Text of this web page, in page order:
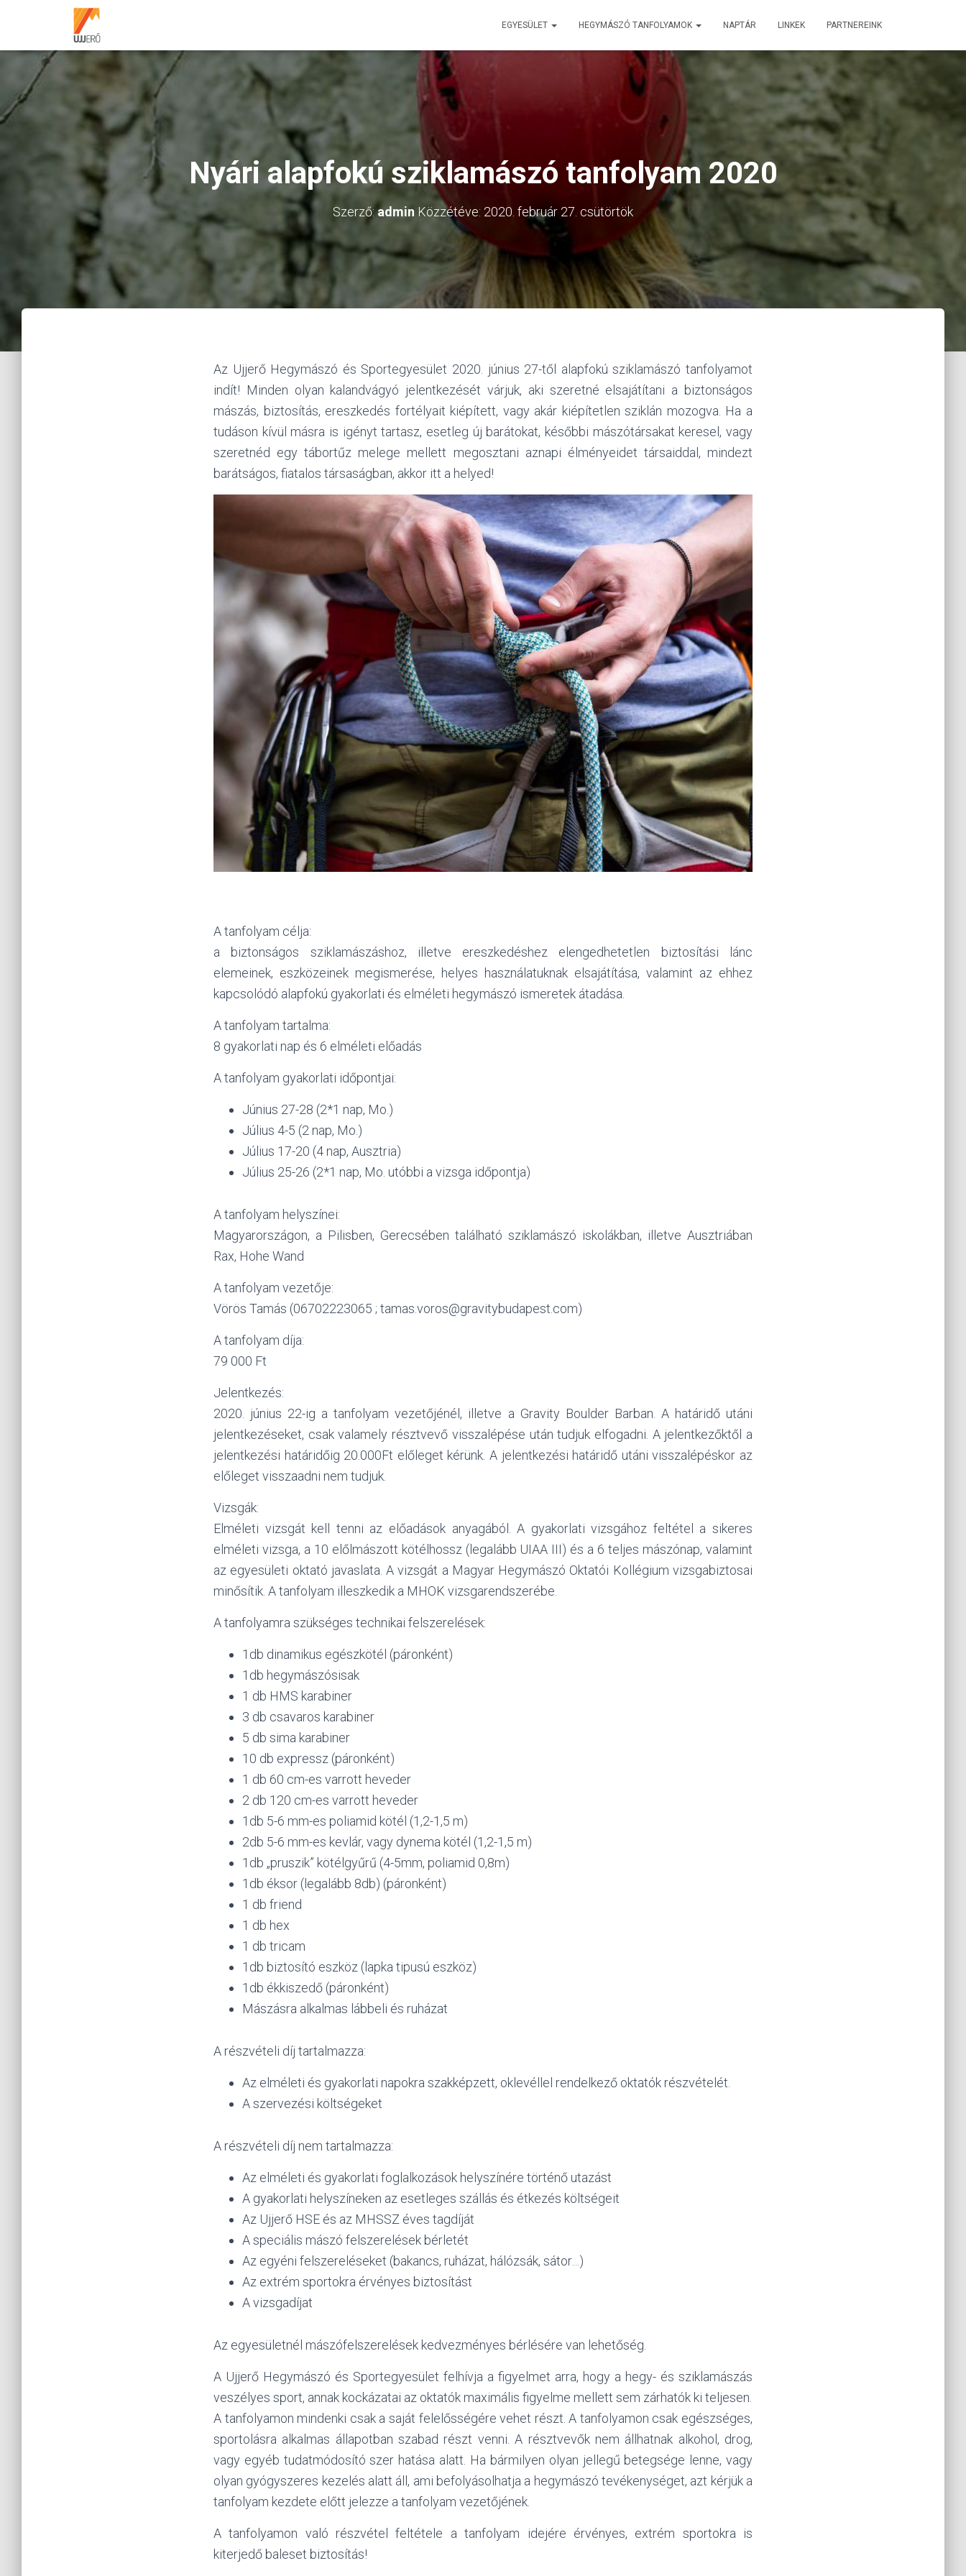
EGYESÜLET HEGYMÁSZÓ TANFOLYAMOK NAPTÁR LINKEK PARTNEREINK
Nyári alapfokú sziklamászó tanfolyam 2020
Szerző:admin Közzétéve: 2020. február 27. csütörtök
Az Ujjerő Hegymászó és Sportegyesület 2020. június 27-től alapfokú sziklamászó tanfolyamot
indít! Minden olyan kalandvágyó jelentkezését várjuk, aki szeretné elsajátítani a biztonságos
mászás, biztosítás, ereszkedés fortélyait kiépített, vagy akár kiépítetlen sziklán mozogva. Ha a
tudáson kívül másra is igényt tartasz, esetleg új barátokat, későbbi mászótársakat keresel, vagy
szeretnéd egy tábortűz melege mellett megosztani aznapi élményeidet társaiddal, mindezt
barátságos, fiatalos társaságban, akkor itt a helyed!
A tanfolyam célja:
a biztonságos sziklamászáshoz, illetve ereszkedéshez elengedhetetlen biztosítási lánc
elemeinek, eszközeinek megismerése, helyes használatuknak elsajátítása, valamint az ehhez
kapcsolódó alapfokú gyakorlati és elméleti hegymászó ismeretek átadása.
A tanfolyam tartalma:
8 gyakorlati nap és 6 elméleti előadás
A tanfolyam gyakorlati időpontjai:
Június 27-28 (2*1 nap, Mo.)
Július 4-5 (2 nap, Mo.)
Július 17-20 (4 nap, Ausztria)
Július 25-26 (2*1 nap, Mo. utóbbi a vizsga időpontja)
A tanfolyam helyszínei:
Magyarországon, a Pilisben, Gerecsében található sziklamászó iskolákban, illetve Ausztriában
Rax, Hohe Wand
A tanfolyam vezetője:
Vörös Tamás (06702223065 ; tamas.voros@gravitybudapest.com)
A tanfolyam díja:
79 000 Ft
Jelentkezés:
2020. június 22-ig a tanfolyam vezetőjénél, illetve a Gravity Boulder Barban. A határidő utáni
jelentkezéseket, csak valamely résztvevő visszalépése után tudjuk elfogadni. A jelentkezőktől a
jelentkezési határidőig 20.000Ft előleget kérünk. A jelentkezési határidő utáni visszalépéskor az
előleget visszaadni nem tudjuk.
Vizsgák:
Elméleti vizsgát kell tenni az előadások anyagából. A gyakorlati vizsgához feltétel a sikeres
elméleti vizsga, a 10 előlmászott kötélhossz (legalább UIAA III) és a 6 teljes mászónap, valamint
az egyesületi oktató javaslata. A vizsgát a Magyar Hegymászó Oktatói Kollégium vizsgabiztosai
minősítik. A tanfolyam illeszkedik a MHOK vizsgarendszerébe.
A tanfolyamra szükséges technikai felszerelések:
1db dinamikus egészkötél (páronként)
1db hegymászósisak
1 db HMS karabiner
3 db csavaros karabiner
5 db sima karabiner
10 db expressz (páronként)
1 db 60 cm-es varrott heveder
2 db 120 cm-es varrott heveder
1db 5-6 mm-es poliamid kötél (1,2-1,5 m)
2db 5-6 mm-es kevlár, vagy dynema kötél (1,2-1,5 m)
1db „pruszik” kötélgyűrű (4-5mm, poliamid 0,8m)
1db éksor (legalább 8db) (páronként)
1 db friend
1 db hex
1 db tricam
1db biztosító eszköz (lapka tipusú eszköz)
1db ékkiszedő (páronként)
Mászásra alkalmas lábbeli és ruházat
A részvételi díj tartalmazza:
Az elméleti és gyakorlati napokra szakképzett, oklevéllel rendelkező oktatók részvételét.
A szervezési költségeket
A részvételi díj nem tartalmazza:
Az elméleti és gyakorlati foglalkozások helyszínére történő utazást
A gyakorlati helyszíneken az esetleges szállás és étkezés költségeit
Az Ujjerő HSE és az MHSSZ éves tagdíját
A speciális mászó felszerelések bérletét
Az egyéni felszereléseket (bakancs, ruházat, hálózsák, sátor…)
Az extrém sportokra érvényes biztosítást
A vizsgadíjat
Az egyesületnél mászófelszerelések kedvezményes bérlésére van lehetőség.
A Ujjerő Hegymászó és Sportegyesület felhívja a figyelmet arra, hogy a hegy- és sziklamászás
veszélyes sport, annak kockázatai az oktatók maximális figyelme mellett sem zárhatók ki teljesen.
A tanfolyamon mindenki csak a saját felelősségére vehet részt. A tanfolyamon csak egészséges,
sportolásra alkalmas állapotban szabad részt venni. A résztvevők nem állhatnak alkohol, drog,
vagy egyéb tudatmódosító szer hatása alatt. Ha bármilyen olyan jellegű betegsége lenne, vagy
olyan gyógyszeres kezelés alatt áll, ami befolyásolhatja a hegymászó tevékenységet, azt kérjük a
tanfolyam kezdete előtt jelezze a tanfolyam vezetőjének.
A tanfolyamon való részvétel feltétele a tanfolyam idejére érvényes, extrém sportokra is
kiterjedő baleset biztosítás!